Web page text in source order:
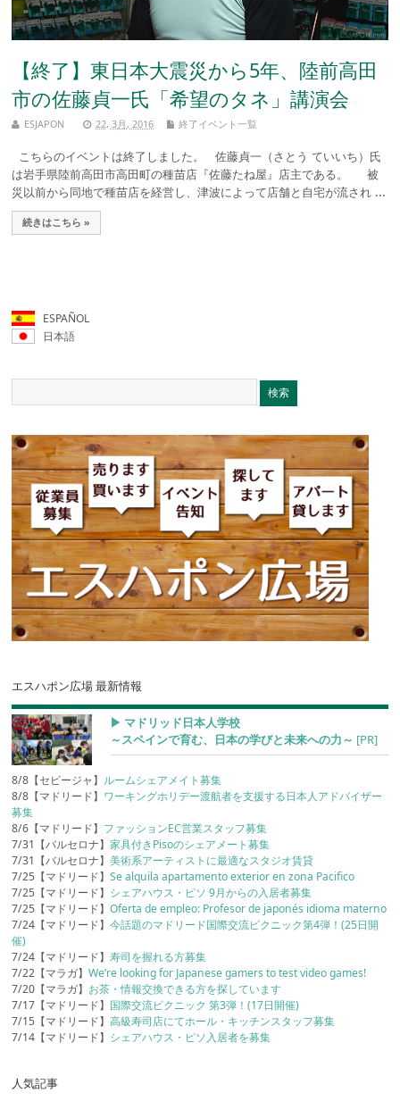
【終了】東日本大震災から5年、陸前高田
市の佐藤貞一氏「希望のタネ」講演会
ESJAPON 22, 3月, 2016 終了イベント一覧
こちらのイベントは終了しました。 佐藤貞一（さとう ていいち）氏
は岩手県陸前高田市高田町の種苗店『佐藤たね屋』店主である。 被
災以前から同地で種苗店を経営し、津波によって店舗と自宅が流され ...
続きはこちら »
ESPAÑOL
日本語
エスハポン広場 最新情報
▶︎ マドリッド日本人学校
～スペインで育む、日本の学びと未来への力～ [PR]
8/8【セビージャ】 ルームシェアメイト募集
8/8【マドリード】 ワーキングホリデー渡航者を支援する日本人アドバイザー
募集
8/6【マドリード】 ファッションEC営業スタッフ募集
7/31【バルセロナ】家具付きPisoのシェアメート募集
7/31【バルセロナ】美術系アーティストに最適なスタジオ賃貸
7/25【マドリード】Se alquila apartamento exterior en zona Pacifico
7/25【マドリード】 シェアハウス・ピソ 9月からの入居者募集
7/25【マドリード】Oferta de empleo: Profesor de japonés idioma materno
7/24【マドリード】今話題のマドリード国際交流ピクニック第4弾！(25日開
催)
7/24【マドリード】寿司を握れる方募集
7/22【マラガ】We’re looking for Japanese gamers to test video games!
7/20【マラガ】 お茶・情報交換できる方を探しています
7/17【マドリード】 国際交流ピクニック 第3弾！(17日開催)
7/15【マドリード】高級寿司店にてホール・キッチンスタッフ募集
7/14【マドリード】 シェアハウス・ピソ入居者を募集
人気記事